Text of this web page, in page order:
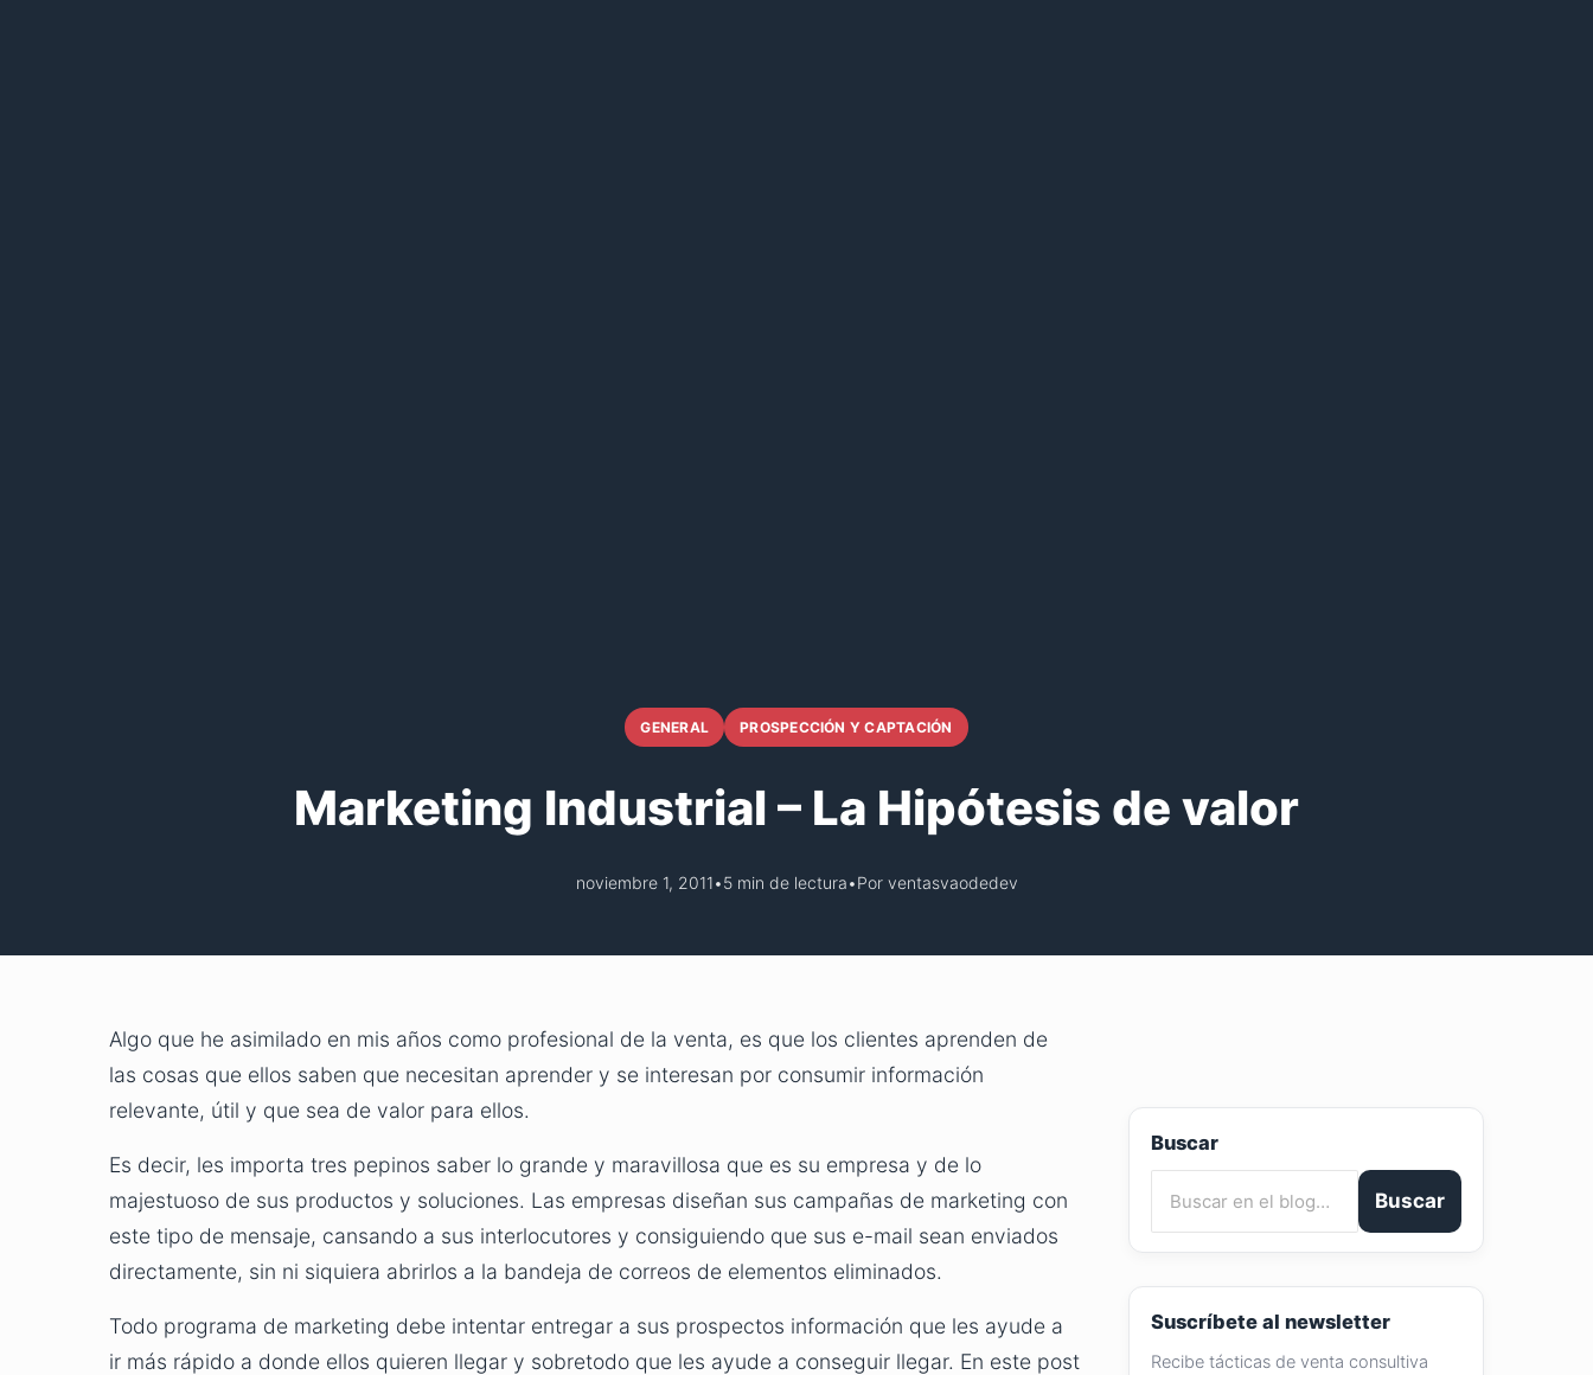
GENERAL PROSPECCIÓN Y CAPTACIÓN
Marketing Industrial – La Hipótesis de valor
noviembre 1, 2011•5 min de lectura•Por ventasvaodedev
Algo que he asimilado en mis años como profesional de la venta, es que los clientes aprenden de
las cosas que ellos saben que necesitan aprender y se interesan por consumir información
relevante, útil y que sea de valor para ellos.
Es decir, les importa tres pepinos saber lo grande y maravillosa que es su empresa y de lo
majestuoso de sus productos y soluciones. Las empresas diseñan sus campañas de marketing con
este tipo de mensaje, cansando a sus interlocutores y consiguiendo que sus e-mail sean enviados
directamente, sin ni siquiera abrirlos a la bandeja de correos de elementos eliminados.
Todo programa de marketing debe intentar entregar a sus prospectos información que les ayude a
ir más rápido a donde ellos quieren llegar y sobretodo que les ayude a conseguir llegar. En este post
Buscar
Buscar
Suscríbete al newsletter
Recibe tácticas de venta consultiva